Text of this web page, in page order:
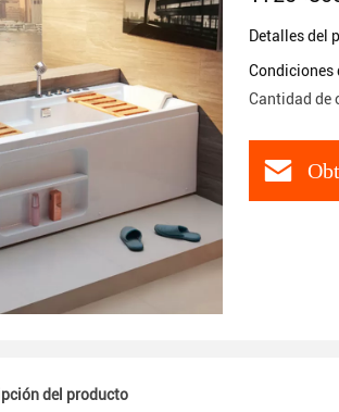
Detalles del
Condiciones
Cantidad de
del producto